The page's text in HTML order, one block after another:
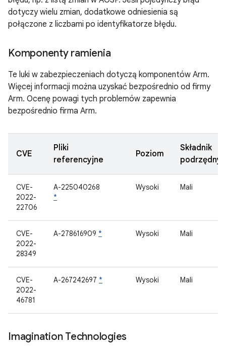
dotyczy wielu zmian, dodatkowe odniesienia są
połączone z liczbami po identyfikatorze błędu.
Komponenty ramienia
Te luki w zabezpieczeniach dotyczą komponentów Arm.
Więcej informacji można uzyskać bezpośrednio od firmy
Arm. Ocenę powagi tych problemów zapewnia
bezpośrednio firma Arm.
CVE
Pliki
referencyjne
Poziom
Składnik
podrzędny
CVE-
2022-
22706
A-225040268
*
Wysoki Mali
CVE-
2022-
28349
A-278616909 * Wysoki Mali
CVE-
2022-
46781
A-267242697 * Wysoki Mali
Imagination Technologies